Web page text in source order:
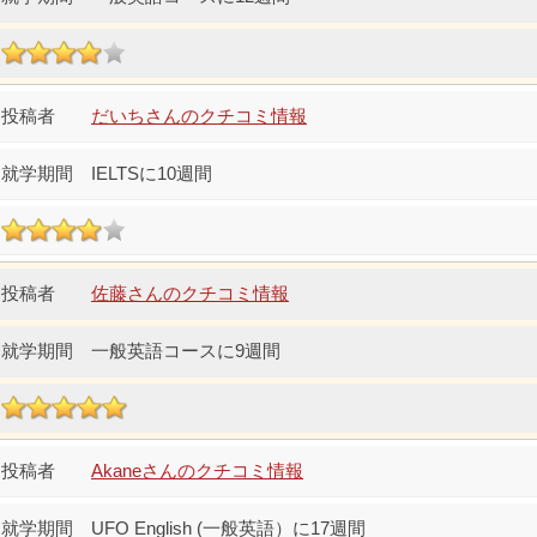
だいちさんのクチコミ情報
IELTSに10週間
佐藤さんのクチコミ情報
一般英語コースに9週間
Akaneさんのクチコミ情報
UFO English (一般英語）に17週間